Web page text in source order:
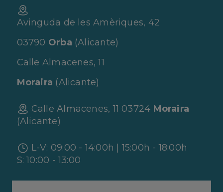
Avinguda de les Amèriques, 42
03790 Orba (Alicante)
Calle Almacenes, 11
Moraira (Alicante)
Calle Almacenes, 11 03724 Moraira
(Alicante)
L-V: 09:00 - 14:00h | 15:00h - 18:00h
S: 10:00 - 13:00